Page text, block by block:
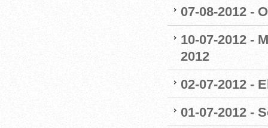
07-08-2012 -
10-07-2012 -
2012
02-07-2012 -
01-07-2012 -